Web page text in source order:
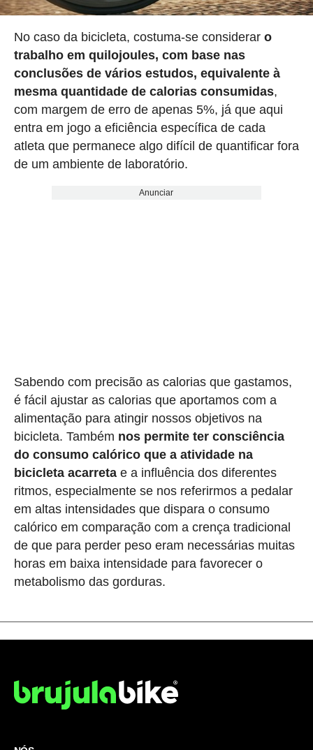
No caso da bicicleta, costuma-se considerar o
trabalho em quilojoules, com base nas
conclusões de vários estudos, equivalente à
mesma quantidade de calorias consumidas,
com margem de erro de apenas 5%, já que aqui
entra em jogo a eficiência específica de cada
atleta que permanece algo difícil de quantificar fora
de um ambiente de laboratório.
Anunciar
Sabendo com precisão as calorias que gastamos,
é fácil ajustar as calorias que aportamos com a
alimentação para atingir nossos objetivos na
bicicleta. Também nos permite ter consciência
do consumo calórico que a atividade na
bicicleta acarretae a influência dos diferentes
ritmos, especialmente se nos referirmos a pedalar
em altas intensidades que dispara o consumo
calórico em comparação com a crença tradicional
de que para perder peso eram necessárias muitas
horas em baixa intensidade para favorecer o
metabolismo das gorduras.